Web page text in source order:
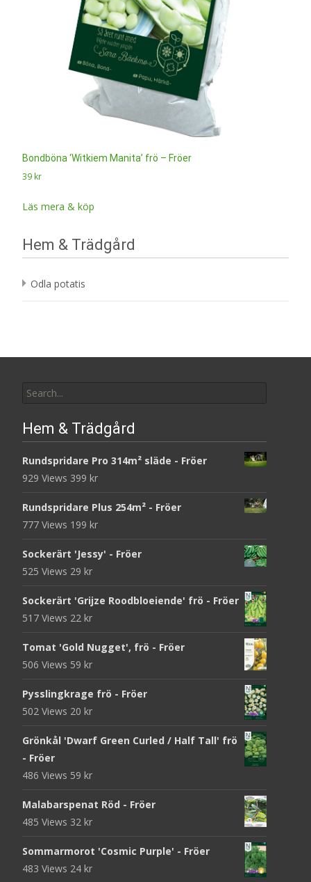
Bondböna ‘Witkiem Manita’ frö – Fröer
39 kr
Läs mera & köp
Hem & Trädgård
Odla potatis
for:
Hem & Trädgård
Rundspridare Pro 314m² släde - Fröer
929 Views 399 kr
Rundspridare Plus 254m² - Fröer
777 Views 199 kr
Sockerärt 'Jessy' - Fröer
525 Views 29 kr
Sockerärt 'Grijze Roodbloeiende' frö - Fröer
517 Views 22 kr
Tomat 'Gold Nugget', frö - Fröer
506 Views 59 kr
Pysslingkrage frö - Fröer
502 Views 20 kr
Grönkål 'Dwarf Green Curled / Half Tall' frö
- Fröer
486 Views 59 kr
Malabarspenat Röd - Fröer
485 Views 32 kr
Sommarmorot 'Cosmic Purple' - Fröer
483 Views 24 kr